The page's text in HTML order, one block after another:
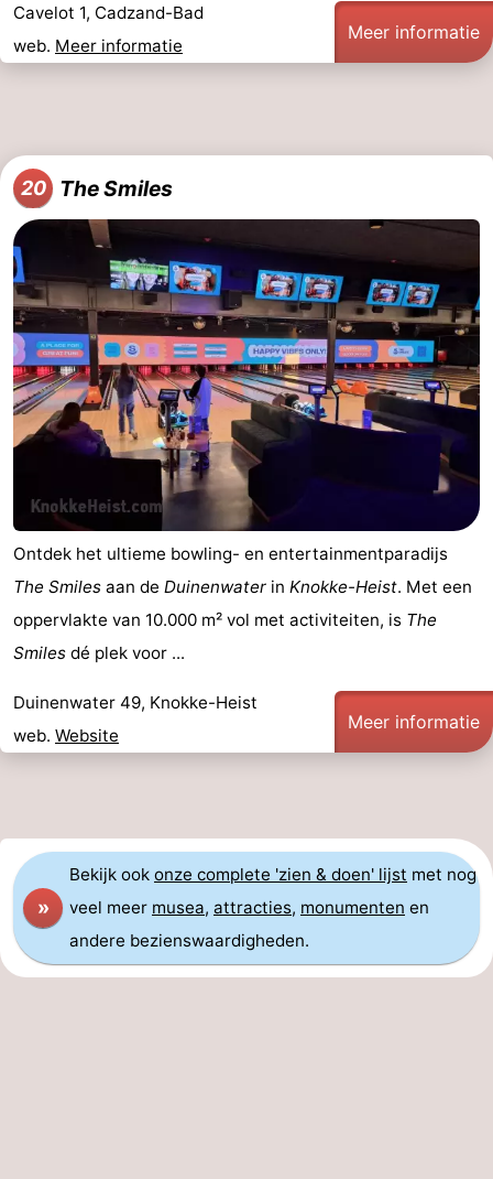
Cavelot 1, Cadzand-Bad
web. Meer informatie
Meer informatie
20 The Smiles
Ontdek het ultieme bowling- en entertainmentparadijs
The Smiles aan de Duinenwater in Knokke-Heist. Met een
oppervlakte van 10.000 m² vol met activiteiten, is The
Smiles dé plek voor ...
Duinenwater 49, Knokke-Heist
web. Website
Meer informatie
»
Bekijk ook onze complete 'zien & doen' lijst met nog
veel meer musea, attracties, monumenten en
andere bezienswaardigheden.